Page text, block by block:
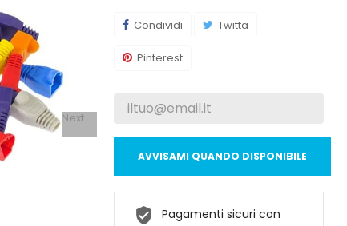
Next
Condividi Twitta
Pinterest
AVVISAMI QUANDO DISPONIBILE
Pagamenti sicuri con